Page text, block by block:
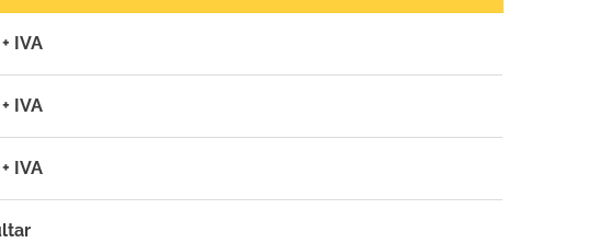
IVA
IVA
IVA